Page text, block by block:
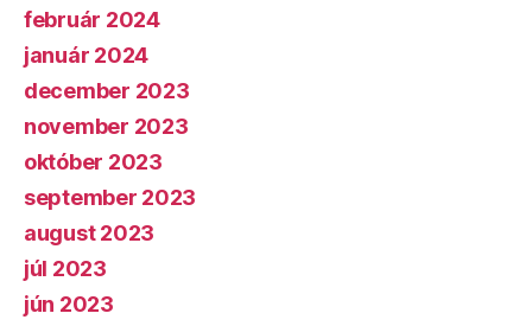
február 2024
január 2024
december 2023
november 2023
október 2023
september 2023
august 2023
júl 2023
jún 2023